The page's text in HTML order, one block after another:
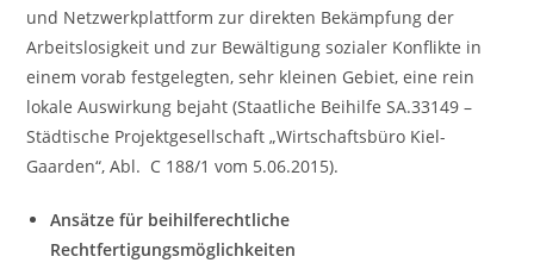
und Netzwerkplattform zur direkten Bekämpfung der
Arbeitslosigkeit und zur Bewältigung sozialer Konflikte in
einem vorab festgelegten, sehr kleinen Gebiet, eine rein
lokale Auswirkung bejaht (Staatliche Beihilfe SA.33149 –
Städtische Projektgesellschaft „Wirtschaftsbüro Kiel-
Gaarden“, Abl. C 188/1 vom 5.06.2015).
Ansätze für beihilferechtliche
Rechtfertigungsmöglichkeiten